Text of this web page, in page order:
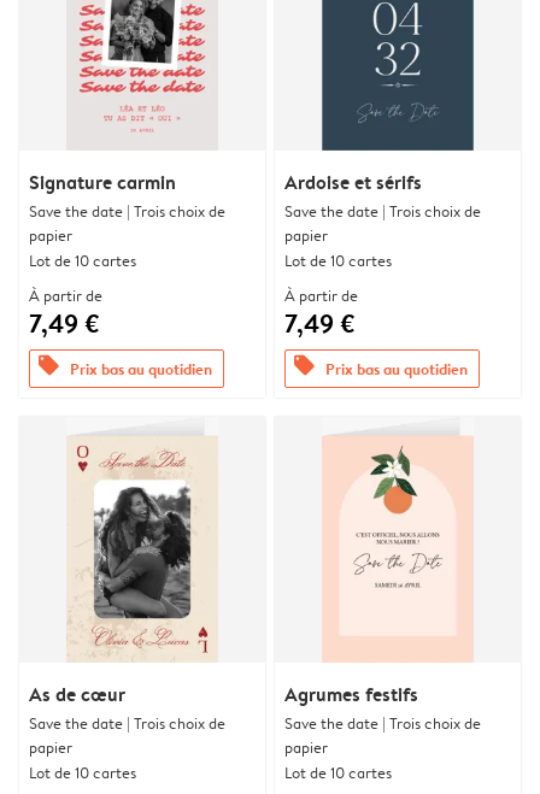
Signature carmin
Save the date | Trois choix de
papier
Lot de 10 cartes
À partir de
7,49 €
offers Prix bas au quotidien
Ardoise et sérifs
Save the date | Trois choix de
papier
Lot de 10 cartes
À partir de
7,49 €
offers Prix bas au quotidien
As de cœur
Save the date | Trois choix de
papier
Lot de 10 cartes
Agrumes festifs
Save the date | Trois choix de
papier
Lot de 10 cartes